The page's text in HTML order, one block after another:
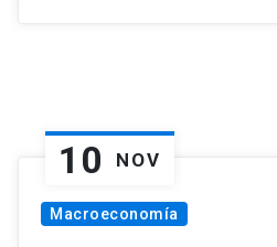
10 NOV
Macroeconomía